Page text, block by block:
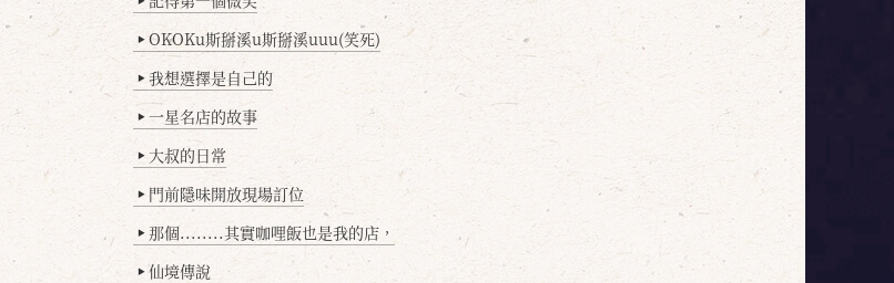
▶ OKOKu斯掰溪u斯掰溪uuu(笑死)
▶ 我想選擇是自己的
▶ 一星名店的故事
▶ 大叔的日常
▶ 門前隱味開放現場訂位
▶ 那個........其實咖哩飯也是我的店，
▶ 仙境傳說